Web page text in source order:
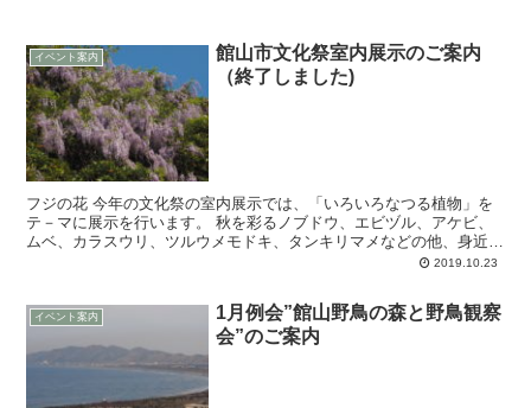
イベント案内
館山市文化祭室内展示のご案内
（終了しました)
フジの花 今年の文化祭の室内展示では、「いろいろなつる植物」を
テ－マに展示を行います。 秋を彩るノブドウ、エビヅル、アケビ、
ムベ、カラスウリ、ツルウメモドキ、タンキリマメなどの他、身近に
2019.10.23
イベント案内
1月例会”館山野鳥の森と野鳥観察
会”のご案内